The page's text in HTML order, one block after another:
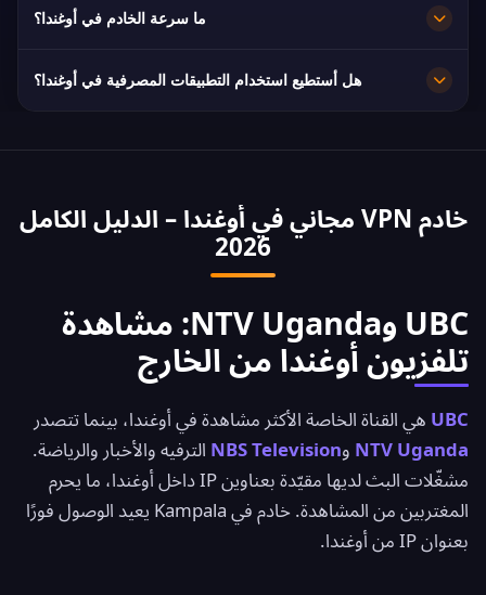
بالسجلات، فيبقى تصفحك خاصًا.
ما سرعة الخادم في أوغندا؟
سريع جدًا بسعة 10 جيجابت/ثانية. متوسط السرعة في
أوغندا هو 25 Mbps، وهو مثالي للبث بجودة HD.
هل أستطيع استخدام التطبيقات المصرفية في أوغندا؟
Centenary Bank و MTN MoMo بعنوان IP من أوغندا.
خادم VPN مجاني في أوغندا – الدليل الكامل
2026
UBC وNTV Uganda: مشاهدة
تلفزيون أوغندا من الخارج
UBC هي القناة الخاصة الأكثر مشاهدة في أوغندا، بينما تتصدر
NTV Uganda وNBS Television الترفيه والأخبار والرياضة.
مشغّلات البث لديها مقيّدة بعناوين IP داخل أوغندا، ما يحرم
المغتربين من المشاهدة. خادم في Kampala يعيد الوصول فورًا
بعنوان IP من أوغندا.